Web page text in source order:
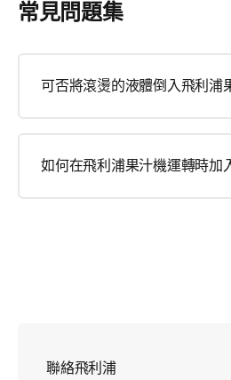
常見問題集
可否將滾燙的液體倒入飛利浦
如何在飛利浦果汁機運轉時加
聯絡飛利浦